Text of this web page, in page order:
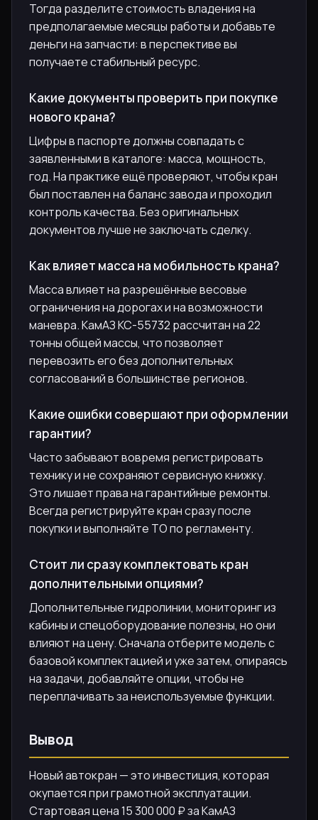
Тогда разделите стоимость владения на
предполагаемые месяцы работы и добавьте
деньги на запчасти: в перспективе вы
получаете стабильный ресурс.
Какие документы проверить при покупке
нового крана?
Цифры в паспорте должны совпадать с
заявленными в каталоге: масса, мощность,
год. На практике ещё проверяют, чтобы кран
был поставлен на баланс завода и проходил
контроль качества. Без оригинальных
документов лучше не заключать сделку.
Как влияет масса на мобильность крана?
Масса влияет на разрешённые весовые
ограничения на дорогах и на возможности
маневра. КамАЗ КС-55732 рассчитан на 22
тонны общей массы, что позволяет
перевозить его без дополнительных
согласований в большинстве регионов.
Какие ошибки совершают при оформлении
гарантии?
Часто забывают вовремя регистрировать
технику и не сохраняют сервисную книжку.
Это лишает права на гарантийные ремонты.
Всегда регистрируйте кран сразу после
покупки и выполняйте ТО по регламенту.
Стоит ли сразу комплектовать кран
дополнительными опциями?
Дополнительные гидролинии, мониторинг из
кабины и спецоборудование полезны, но они
влияют на цену. Сначала отберите модель с
базовой комплектацией и уже затем, опираясь
на задачи, добавляйте опции, чтобы не
переплачивать за неиспользуемые функции.
Вывод
Новый автокран — это инвестиция, которая
окупается при грамотной эксплуатации.
Стартовая цена 15 300 000 ₽ за КамАЗ